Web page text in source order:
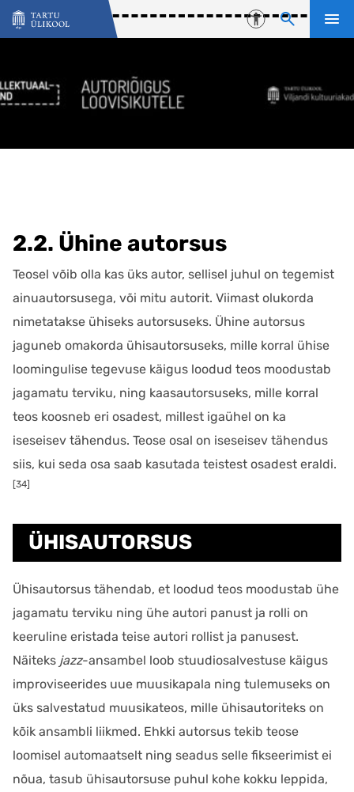
Liigu edasi põhisisu juurde
2.2. Ühine autorsus
Teosel võib olla kas üks autor, sellisel juhul on tegemist
ainuautorsusega, või mitu autorit. Viimast olukorda
nimetatakse ühiseks autorsuseks. Ühine autorsus
jaguneb omakorda ühisautorsuseks, mille korral ühise
loomingulise tegevuse käigus loodud teos moodustab
jagamatu terviku, ning kaasautorsuseks, mille korral
teos koosneb eri osadest, millest igaühel on ka
iseseisev tähendus. Teose osal on iseseisev tähendus
siis, kui seda osa saab kasutada teistest osadest eraldi.
[34]
ÜHISAUTORSUS
Ühisautorsus tähendab, et loodud teos moodustab ühe
jagamatu terviku ning ühe autori panust ja rolli on
keeruline eristada teise autori rollist ja panusest.
Näiteks jazz-ansambel loob stuudiosalvestuse käigus
improviseerides uue muusikapala ning tulemuseks on
üks salvestatud muusikateos, mille ühisautoriteks on
kõik ansambli liikmed. Ehkki autorsus tekib teose
loomisel automaatselt ning seadus selle fikseerimist ei
nõua, tasub ühisautorsuse puhul kohe kokku leppida,